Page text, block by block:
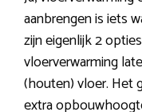
aanbrengen is iets
zijn eigenlijk 2
vloerverwarming
(houten) vloer. Het
extra